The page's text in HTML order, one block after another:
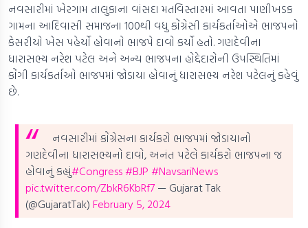
નવસારીમાં ખેરગામ તાલુકાના વાંસદા મતવિસ્તારમાં આવતા પાણીખડક
ગામના આદિવાસી સમાજના 100થી વધુ કોંગ્રેસી કાર્યકર્તાઓએ ભાજપનો
કેસરીયો ખેસ પહેર્યો હોવાનો ભાજપે દાવો કર્યો હતો. ગણદેવીના
ધારાસભ્ય નરેશ પટેલ અને અન્ય ભાજપના હોદ્દેદારોની ઉપસ્થિતિમાં
કોંગી કાર્યકર્તાઓ ભાજપમાં જોડાયા હોવાનું ધારાસભ્ય નરેશ પટેલનું કહેવું
છે.
નવસારીમાં કોંગ્રેસના કાર્યકરો ભાજપમાં જોડાયાનો
ગણદેવીના ધારાસભ્યનો દાવો, અનંત પટેલે કાર્યકરો ભાજપના જ
હોવાનું કહ્યું#Congress#BJP #NavsariNews
pic.twitter.com/ZbkR6KbRf7 — Gujarat Tak
(@GujaratTak) February 5, 2024